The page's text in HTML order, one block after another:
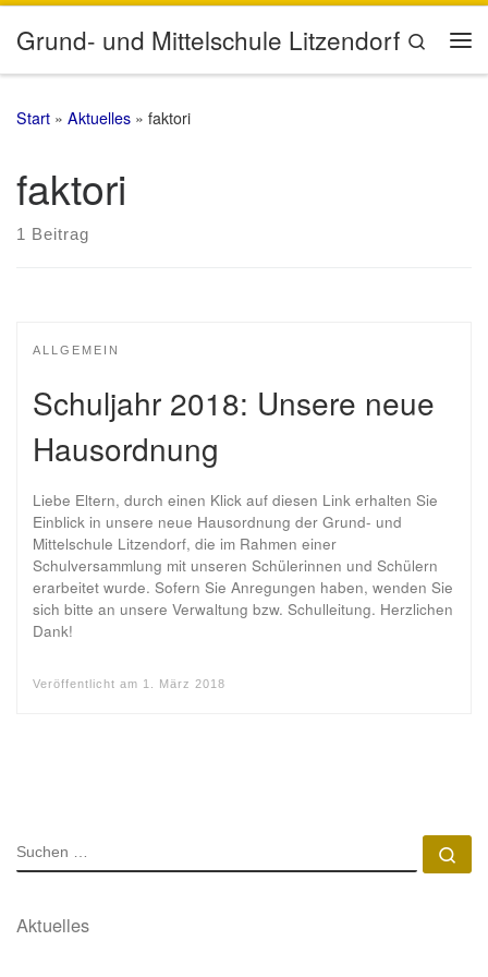
Zum Inhalt springen
Grund- und Mittelschule Litzendorf
Search
Start » Aktuelles » faktori
faktori
1 Beitrag
ALLGEMEIN
Schuljahr 2018: Unsere neue
Hausordnung
Liebe Eltern, durch einen Klick auf diesen Link erhalten Sie
Einblick in unsere neue Hausordnung der Grund- und
Mittelschule Litzendorf, die im Rahmen einer
Schulversammlung mit unseren Schülerinnen und Schülern
erarbeitet wurde. Sofern Sie Anregungen haben, wenden Sie
sich bitte an unsere Verwaltung bzw. Schulleitung. Herzlichen
Dank!
Veröffentlicht am 1. März 2018
SUCHE
Aktuelles